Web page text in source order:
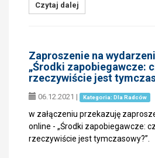
Czytaj dalej
Zaproszenie na
„Środki zapobiegawcze:
rzeczywiście jest
06.12.2021 | Kategoria: Dla Radców
w załączeniu przekazuję
online - „Środki zapobiegawcze:
rzeczywiście jest tymczasowy?”.